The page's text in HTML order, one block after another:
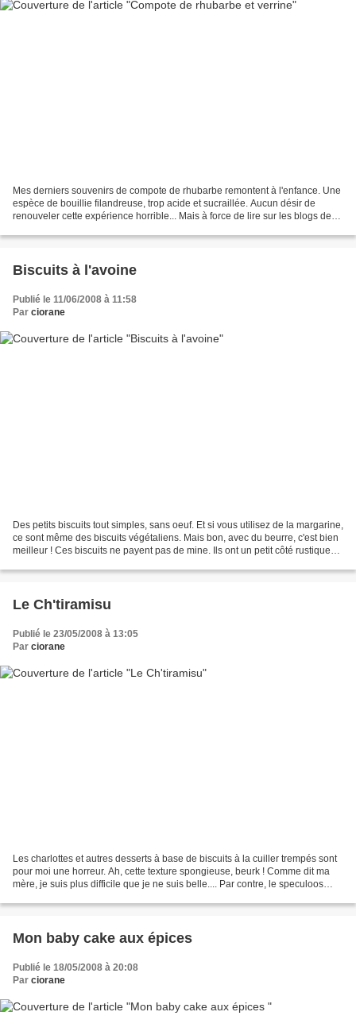
Mes derniers souvenirs de compote de rhubarbe remontent à l'enfance. Une
espèce de bouillie filandreuse, trop acide et sucraillée. Aucun désir de
renouveler cette expérience horrible... Mais à force de lire sur les blogs des
Biscuits à l'avoine
Publié le 11/06/2008 à 11:58
Par ciorane
Des petits biscuits tout simples, sans oeuf. Et si vous utilisez de la margarine,
ce sont même des biscuits végétaliens. Mais bon, avec du beurre, c'est bien
meilleur ! Ces biscuits ne payent pas de mine. Ils ont un petit côté rustique
Le Ch'tiramisu
Publié le 23/05/2008 à 13:05
Par ciorane
Les charlottes et autres desserts à base de biscuits à la cuiller trempés sont
pour moi une horreur. Ah, cette texture spongieuse, beurk ! Comme dit ma
mère, je suis plus difficile que je ne suis belle.... Par contre, le speculoos
Mon baby cake aux épices
Publié le 18/05/2008 à 20:08
Par ciorane